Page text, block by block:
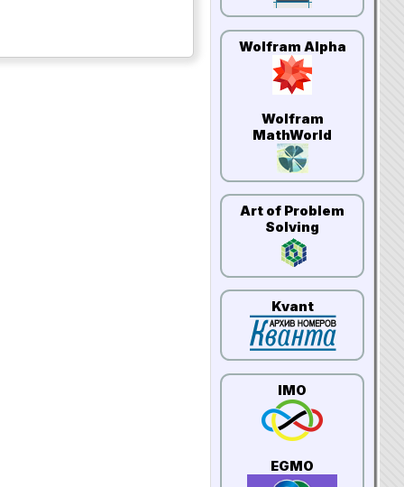
Wolfram Alpha
Wolfram
MathWorld
Art of Problem
Solving
Kvant
IMO
EGMO